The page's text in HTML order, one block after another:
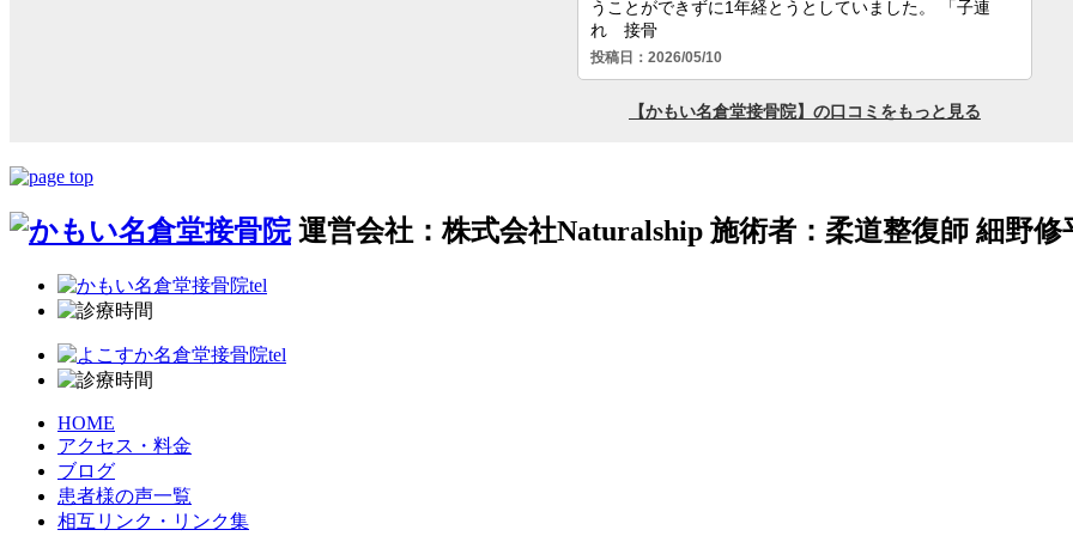
運営会社：株式会社Naturalship 施術者：柔道整復師 細野修
HOME
アクセス・料金
ブログ
患者様の声一覧
相互リンク・リンク集